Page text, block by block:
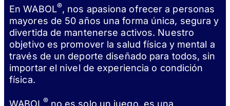
En WABOL®, nos apasiona ofrecer a personas
mayores de 50 años una forma única, segura y
divertida de mantenerse activos. Nuestro
objetivo es promover la salud física y mental a
través de un deporte diseñado para todos, sin
importar el nivel de experiencia o condición
física.
WABOL®no es solo un juego, es una